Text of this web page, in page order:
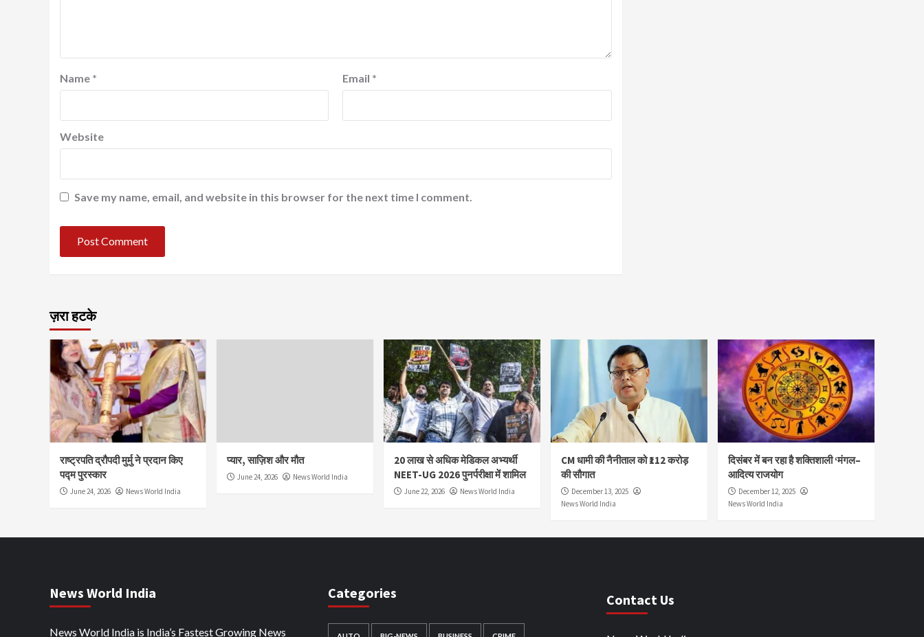
Name * Email *
Website
Save my name, email, and website in this browser for the next time I comment.
ज़रा हटके
राष्ट्रपति द्रौपदी मुर्मु ने प्रदान किए
पद्म पुरस्कार
June 24, 2026 News World India
प्यार, साज़िश और मौत
June 24, 2026 News World India
20 लाख से अधिक मेडिकल अभ्यर्थी
NEET-UG 2026 पुनर्परीक्षा में शामिल
June 22, 2026 News World India
CM धामी की नैनीताल को ₹112 करोड़
की सौगात
December 13, 2025
News World India
दिसंबर में बन रहा है शक्तिशाली ‘मंगल–
आदित्य राजयोग
December 12, 2025
News World India
News World India
News World India is India’s Fastest Growing News
Categories Contact Us